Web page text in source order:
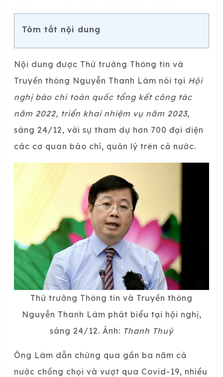
Tóm tắt nội dung
Nội dung được Thứ trưởng Thông tin và
Truyền thông Nguyễn Thanh Lâm nói tại Hội
nghị báo chí toàn quốc tổng kết công tác
năm 2022, triển khai nhiệm vụ năm 2023,
sáng 24/12, với sự tham dự hơn 700 đại diện
các cơ quan báo chí, quản lý trên cả nước.
Thứ trưởng Thông tin và Truyền thông
Nguyễn Thanh Lâm phát biểu tại hội nghị,
sáng 24/12. Ảnh: Thanh Thuỳ
Ông Lâm dẫn chứng qua gần ba năm cả
nước chống chọi và vượt qua Covid-19, nhiều